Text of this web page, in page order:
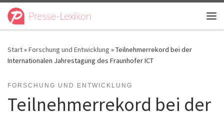
Zum Inhalt springen
Start»Forschung und Entwicklung »Teilnehmerrekord bei der
Internationalen Jahrestagung des Fraunhofer ICT
FORSCHUNG UND ENTWICKLUNG
Teilnehmerrekord bei der